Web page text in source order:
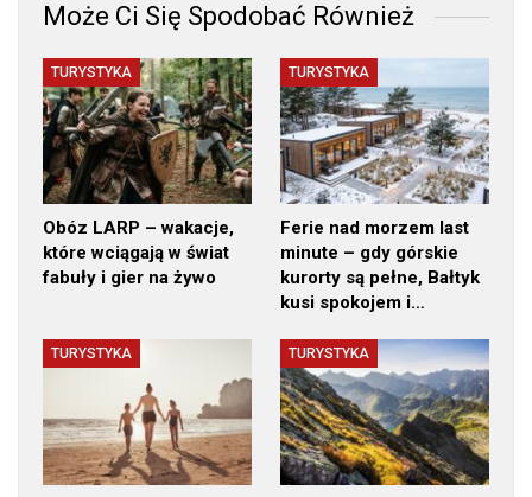
Może Ci Się Spodobać Również
TURYSTYKA
Obóz LARP – wakacje,
które wciągają w świat
fabuły i gier na żywo
TURYSTYKA
Ferie nad morzem last
minute – gdy górskie
kurorty są pełne, Bałtyk
kusi spokojem i…
TURYSTYKA TURYSTYKA